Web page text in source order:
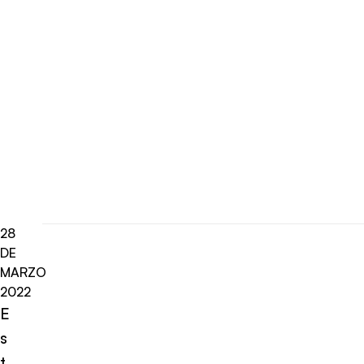
28
DE
MARZO
2022
E
s